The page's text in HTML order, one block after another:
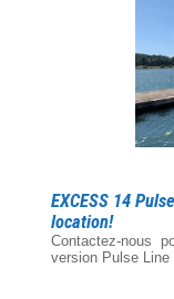
EXCESS 14
location!
Contactez-nous
version Pulse Line